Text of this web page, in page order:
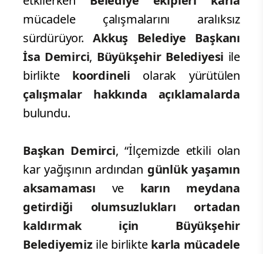
mücadele çalışmalarını aralıksız
sürdürüyor.Akkuş
Belediye Başkanı
İsa Demirci, Büyükşehir Belediyesi ile
birliktekoordineli olarak yürütülen
çalışmalar hakkında açıklamalarda
bulundu.
Başkan Demirci, “İlçemizde etkili olan
kar yağışının ardından günlük yaşamın
aksamaması ve karın meydana
getirdiği olumsuzlukları
ortadan
kaldırmak için Büyükşehir
Belediyemizile birlikte karla mücadele